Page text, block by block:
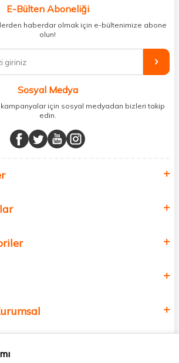
edici gıda ürünlerini sizlerle
mağaza dolaşmanıza gerek yok;
tek bir çatı altında topluyor ve kapınıza kadar
ve sağlık ürünleriyle güzelliğinizi tamamlayabilir,
için güvenilir takviye edici gıdalara
ürünü uygun fiyat ve hızlı kargo avantajıyla
alışveriş deneyiminizi en iyi hale getiriyoruz.
için aradığınız her şey burada!
katmak için bize katılın!
E-Bülten Aboneliği
haberdar olmak için e-bültenimize abone
olun!
Sosyal Medya
için sosyal medyadan bizleri takip
edin.